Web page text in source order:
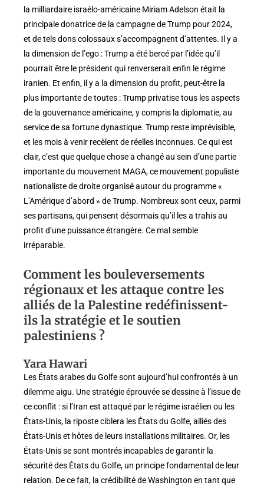
la milliardaire israélo-américaine Miriam Adelson était la
principale donatrice de la campagne de Trump pour 2024,
et de tels dons colossaux s’accompagnent d’attentes. Il y a
la dimension de l’ego : Trump a été bercé par l’idée qu’il
pourrait être le président qui renverserait enfin le régime
iranien. Et enfin, il y a la dimension du profit, peut-être la
plus importante de toutes : Trump privatise tous les aspects
de la gouvernance américaine, y compris la diplomatie, au
service de sa fortune dynastique. Trump reste imprévisible,
et les mois à venir recèlent de réelles inconnues. Ce qui est
clair, c’est que quelque chose a changé au sein d’une partie
importante du mouvement MAGA, ce mouvement populiste
nationaliste de droite organisé autour du programme «
L’Amérique d’abord » de Trump. Nombreux sont ceux, parmi
ses partisans, qui pensent désormais qu’il les a trahis au
profit d’une puissance étrangère. Ce mal semble
irréparable.
Comment les bouleversements
régionaux et les attaque contre les
alliés de la Palestine redéfinissent-
ils la stratégie et le soutien
palestiniens ?
Yara Hawari
Les États arabes du Golfe sont aujourd’hui confrontés à un
dilemme aigu. Une stratégie éprouvée se dessine à l’issue de
ce conflit : si l’Iran est attaqué par le régime israélien ou les
États-Unis, la riposte ciblera les États du Golfe, alliés des
États-Unis et hôtes de leurs installations militaires. Or, les
États-Unis se sont montrés incapables de garantir la
sécurité des États du Golfe, un principe fondamental de leur
relation. De ce fait, la crédibilité de Washington en tant que